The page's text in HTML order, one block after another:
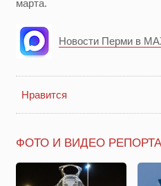
марта.
Новости Перми в
Нравится
ФОТО И ВИДЕО